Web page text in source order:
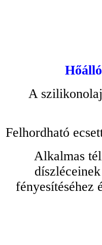
A
Felhordható
Alkalmas
fényesítéséhez